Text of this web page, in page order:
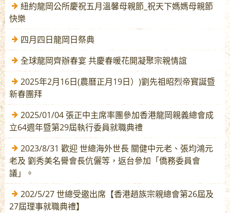
紐約龍岡公所慶祝五月溫馨母親節_祝天下媽媽母親節
快樂
四月四日龍岡日祭典
全球龍岡齊辦春宴 共慶春暖花開凝聚宗親情誼
2025年2月16日(農曆正月19日）)劉先祖昭烈帝寳誕暨
新春團拜
2025/01/04 張正中主席率團參加香港龍岡親義總會成
立64週年暨第29屆執行委員就職典禮
2023/8/31 歡迎 世總海外世長 關健中元老、張均鴻元
老及 劉秀美名譽會長伉儷等，返台參加「僑務委員會
議」。
202/5/27 世總受邀出席【香港趙族宗親總會第26屆及
27屆理事就職典禮】